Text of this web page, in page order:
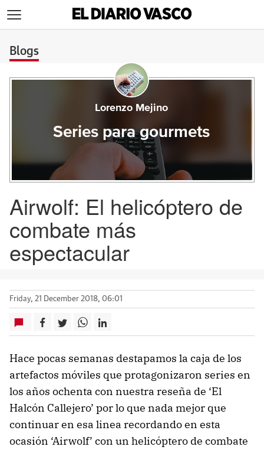
Blogs
Lorenzo Mejino
Series para gourmets
Airwolf: El helicóptero de
combate más
espectacular
Friday, 21 December 2018, 06:01
Hace pocas semanas destapamos la caja de los
artefactos móviles que protagonizaron series en
los años ochenta con nuestra reseña de ‘El
Halcón Callejero’ por lo que nada mejor que
continuar en esa linea recordando en esta
ocasión ‘Airwolf’ con un helicóptero de combate